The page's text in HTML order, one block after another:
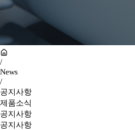
/
News
/
공지사항
제품소식
공지사항
공지사항